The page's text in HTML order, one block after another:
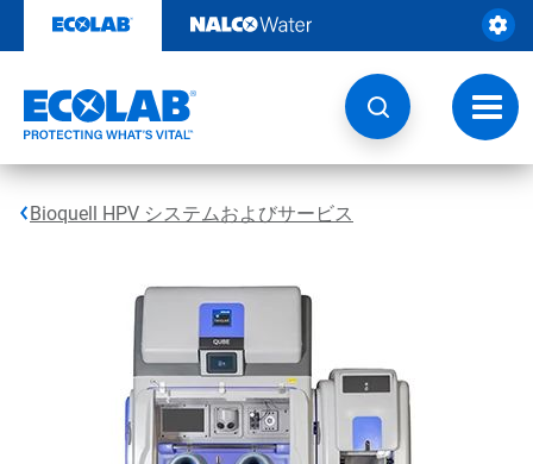
テ
る
ト
グ
ル
ナ
Bioquell HPV システムおよびサービス